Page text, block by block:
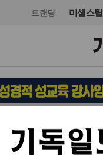
트랜딩 미셸스틸